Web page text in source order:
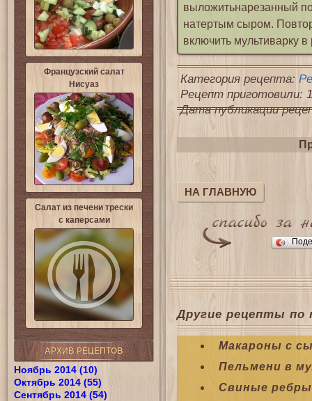
Французский салат
Нисуаз
Салат из печени трески
с каперсами
АРХИВ РЕЦЕПТОВ
Ноябрь 2014 (10)
Октябрь 2014 (55)
Сентябрь 2014 (54)
выложитьнарезанный
натертым сыром.
включить мультиварку
Категория рецепта:
Рецепт приготовили:
Дата публикации
НА ГЛАВНУЮ
Другие рецепты по
Макароны с
Пельмени в
Свиные